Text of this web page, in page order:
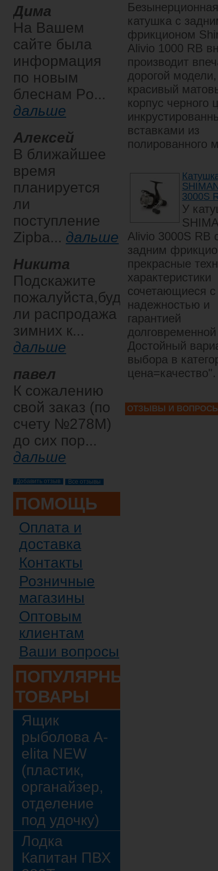
Дима
На Вашем
сайте была
информация
по новым
блеснам Po...
дальше
Алексей
В ближайшее
время
планируется
ли
поступление
Zipba... дальше
Никита
Подскажите
пожалуйста,будет
ли распродажа
зимних к...
дальше
павел
К сожалению
свой заказ (по
счету №278М)
до сих пор...
дальше
Все отзывы
ПОМОЩЬ
Оплата и
доставка
Контакты
Розничные
магазины
Оптовым
клиентам
Ваши вопросы
ПОПУЛЯРНЫЕ
ТОВАРЫ
Ящик
рыболова A-
elita NEW
(пластик,
органайзер,
отделение
под удочку)
Лодка
Капитан ПВХ
Безынерционная
катушка с
фрикционом
Alivio 1000 RB
производит
дорогой
красивый
корпус черного
вставками из
полированного
3000S
У
Alivio 3000S RB
задним
прекрасные
характеристики
сочетающиеся с
надежностью и
гарантией
Достойный
выбора в
цена=качество".
ОТЗЫВЫ И